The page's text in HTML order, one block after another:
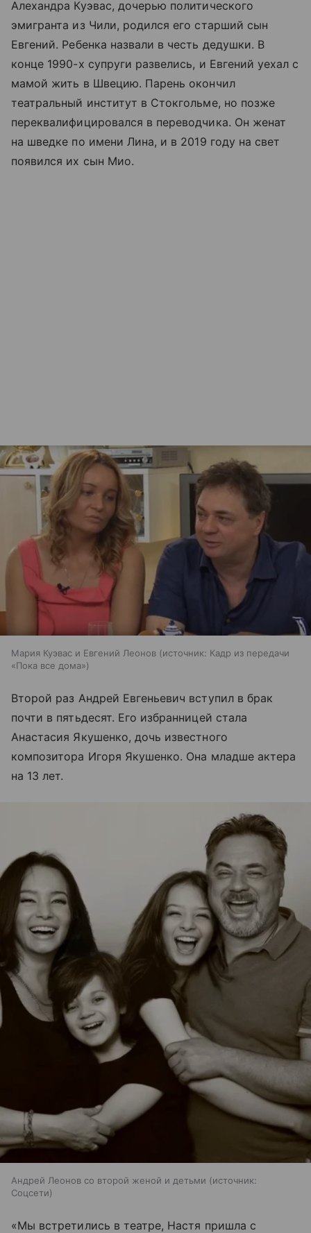
Алехандра Куэвас, дочерью политического
эмигранта из Чили, родился его старший сын
Евгений. Ребенка назвали в честь дедушки. В
конце 1990-х супруги развелись, и Евгений уехал с
мамой жить в Швецию. Парень окончил
театральный институт в Стокгольме, но позже
переквалифицировался в переводчика. Он женат
на шведке по имени Лина, и в 2019 году на свет
появился их сын Мио.
Мария Куэвас и Евгений Леонов источник: Кадр из передачи
«Пока все дома»
Второй раз Андрей Евгеньевич вступил в брак
почти в пятьдесят. Его избранницей стала
Анастасия Якушенко, дочь известного
композитора Игоря Якушенко. Она младше актера
на 13 лет.
Андрей Леонов со второй женой и детьми
источник:
Соцсети
«Мы встретились в театре, Настя пришла с